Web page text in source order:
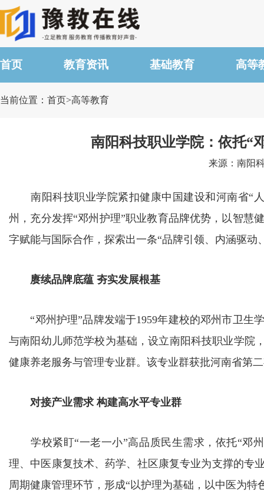
首页 教育资讯 基础教育 高等
当前位置：首页>高等教育
南阳科技职业学院：依托“
来源：南阳
南阳科技职业学院紧扣健康中国建设和河南省“
州，充分发挥“邓州护理”职业教育品牌优势，以智慧
字赋能与国际合作，探索出一条“品牌引领、内涵驱动
赓续品牌底蕴 夯实发展根基
“邓州护理”品牌发端于1959年建校的邓州市卫生
与南阳幼儿师范学校为基础，设立南阳科技职业学院
健康养老服务与管理专业群。该专业群获批河南省第
对接产业需求 构建高水平专业群
学校紧盯“一老一小”高品质民生需求，依托“邓
理、中医康复技术、药学、社区康复专业为支撑的专
周期健康管理环节，形成“以护理为基础，以中医为